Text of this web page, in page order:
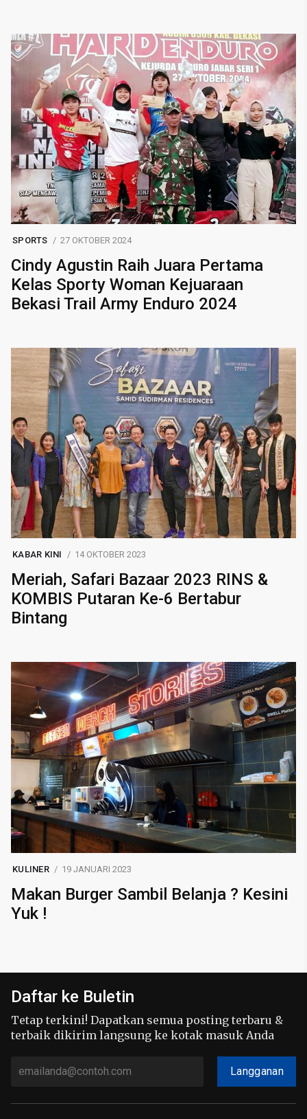
SPORTS 27 OKTOBER 2024
Cindy Agustin Raih Juara Pertama
Kelas Sporty Woman Kejuaraan
Bekasi Trail Army Enduro 2024
KABAR KINI 14 OKTOBER 2023
Meriah, Safari Bazaar 2023 RINS &
KOMBIS Putaran Ke-6 Bertabur
Bintang
KULINER 19 JANUARI 2023
Makan Burger Sambil Belanja ? Kesini
Yuk !
Daftar ke Buletin
Tetap terkini! Dapatkan semua posting terbaru &
terbaik dikirim langsung ke kotak masuk Anda
Langganan